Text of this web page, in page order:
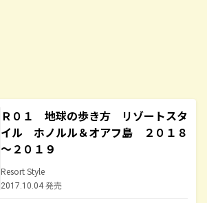
Ｒ０１ 地球の歩き方 リゾートスタ
イル ホノルル＆オアフ島 ２０１８
～２０１９
Resort Style
2017.10.04 発売